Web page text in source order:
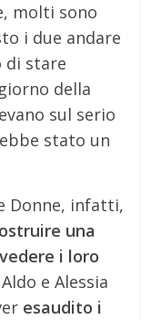
molti sono
i due andare
di stare
della
sul serio
stato un
Donne, infatti,
una
i loro
e Alessia
esaudito i